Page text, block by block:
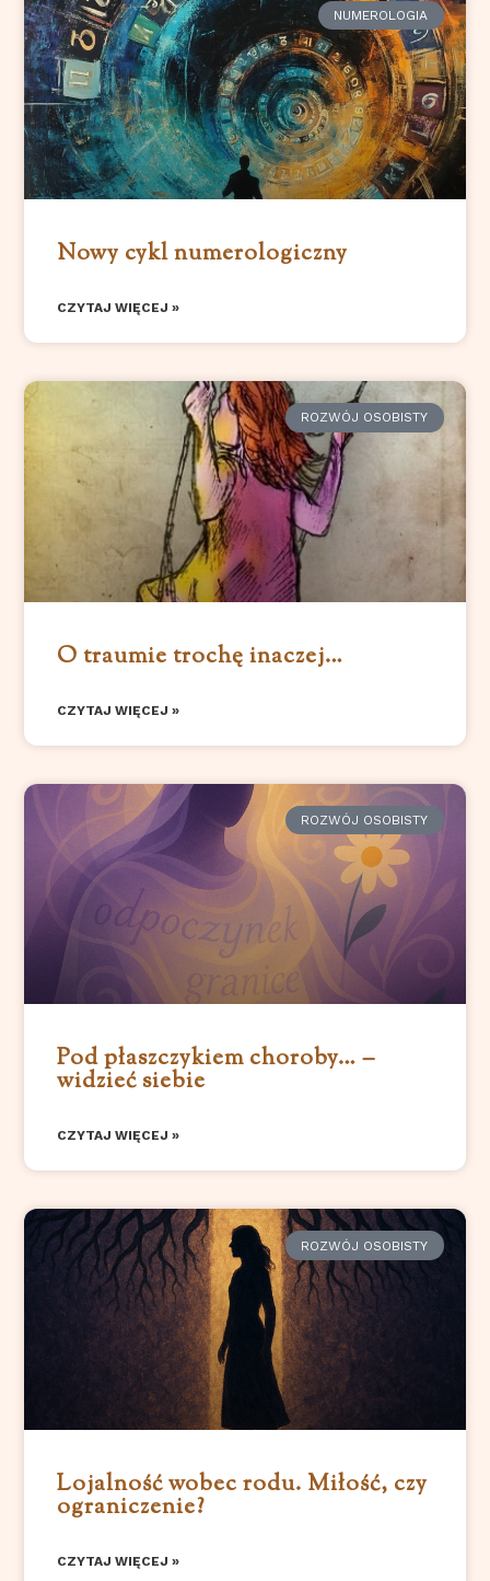
NUMEROLOGIA
Nowy cykl numerologiczny
CZYTAJ WIĘCEJ »
ROZWÓJ OSOBISTY
O traumie trochę inaczej…
CZYTAJ WIĘCEJ »
ROZWÓJ OSOBISTY
Pod płaszczykiem choroby… –
widzieć siebie
CZYTAJ WIĘCEJ »
ROZWÓJ OSOBISTY
Lojalność wobec rodu. Miłość, czy
ograniczenie?
CZYTAJ WIĘCEJ »